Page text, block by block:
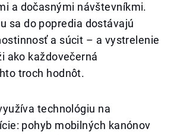
a dočasnými návštevníkmi.
sa do popredia dostávajú
a súcit – a vystrelenie
ako každovečerná
troch hodnôt.
technológiu na
pohyb mobilných kanónov